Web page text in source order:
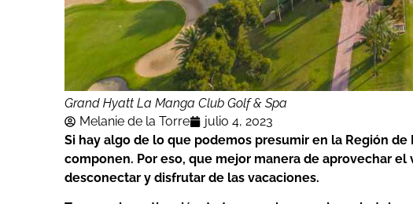
Grand Hyatt La Manga Club Golf & Spa
Melanie de la Torre
julio 4, 2023
Si hay algo de lo que podemos presumir en la Región
componen. Por eso, que mejor manera de aprovechar
desconectar y disfrutar de las vacaciones.